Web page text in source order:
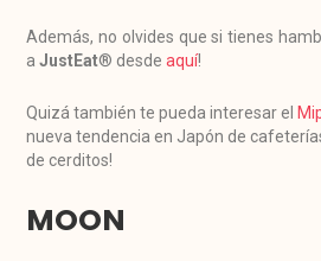
Además, no olvides que si tienes
aJustEat® desdeaquí!
Quizá también te pueda interesar el
nueva tendencia en Japón de
de cerditos!
MOON